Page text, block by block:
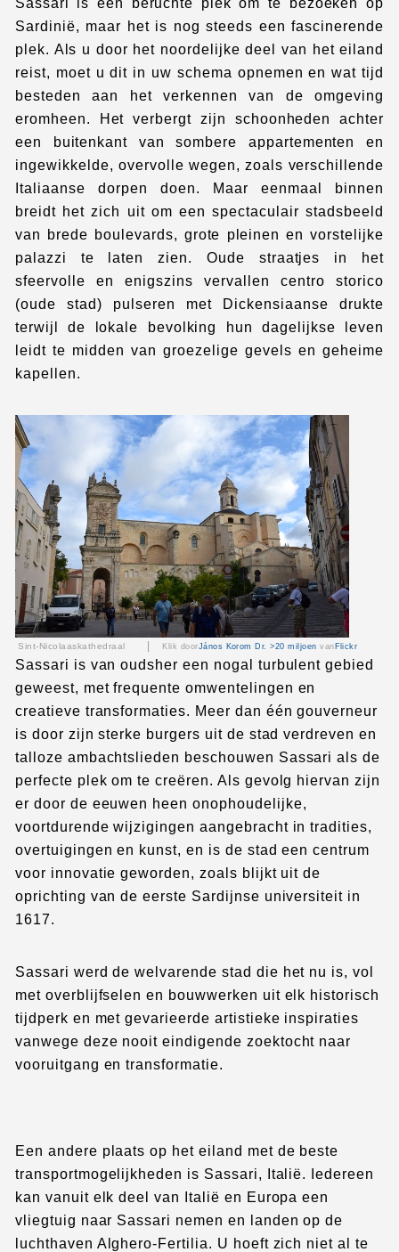
Sassari is een beruchte plek om te bezoeken op
Sardinië, maar het is nog steeds een fascinerende
plek. Als u door het noordelijke deel van het eiland
reist, moet u dit in uw schema opnemen en wat tijd
besteden aan het verkennen van de omgeving
eromheen. Het verbergt zijn schoonheden achter
een buitenkant van sombere appartementen en
ingewikkelde, overvolle wegen, zoals verschillende
Italiaanse dorpen doen. Maar eenmaal binnen
breidt het zich uit om een spectaculair stadsbeeld
van brede boulevards, grote pleinen en vorstelijke
palazzi te laten zien. Oude straatjes in het
sfeervolle en enigszins vervallen centro storico
(oude stad) pulseren met Dickensiaanse drukte
terwijl de lokale bevolking hun dagelijkse leven
leidt te midden van groezelige gevels en geheime
kapellen.
Sint-Nicolaaskathedraal |Klik doorJános Korom Dr. >20 miljoen van Flickr
Sassari is van oudsher een nogal turbulent gebied
geweest, met frequente omwentelingen en
creatieve transformaties. Meer dan één gouverneur
is door zijn sterke burgers uit de stad verdreven en
talloze ambachtslieden beschouwen Sassari als de
perfecte plek om te creëren. Als gevolg hiervan zijn
er door de eeuwen heen onophoudelijke,
voortdurende wijzigingen aangebracht in tradities,
overtuigingen en kunst, en is de stad een centrum
voor innovatie geworden, zoals blijkt uit de
oprichting van de eerste Sardijnse universiteit in
1617.
Sassari werd de welvarende stad die het nu is, vol
met overblijfselen en bouwwerken uit elk historisch
tijdperk en met gevarieerde artistieke inspiraties
vanwege deze nooit eindigende zoektocht naar
vooruitgang en transformatie.
Een andere plaats op het eiland met de beste
transportmogelijkheden is Sassari, Italië. Iedereen
kan vanuit elk deel van Italië en Europa een
vliegtuig naar Sassari nemen en landen op de
luchthaven Alghero-Fertilia. U hoeft zich niet al te